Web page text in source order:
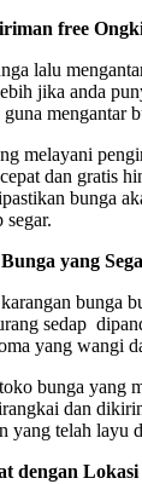
free
lalu
jika anda
mengantar
melayani
dan gratis
bunga
segar.
yang
bunga
sedap
yang wangi
bunga yang
dan
yang telah layu
dengan